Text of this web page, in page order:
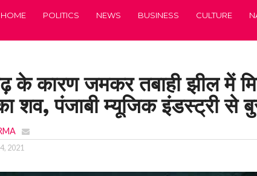
HOME POLITICS NEWS BUSINESS CULTURE
के कारण जमकर तबाही झील में
शव, पंजाबी म्यूजिक इंडस्ट्री से
2021